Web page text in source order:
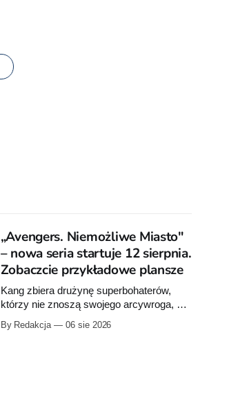
„Avengers. Niemożliwe Miasto"
– nowa seria startuje 12 sierpnia.
Zobaczcie przykładowe plansze
Kang zbiera drużynę superbohaterów,
którzy nie znoszą swojego arcywroga, a
Przymierze z królem Arturem na czele.
By Redakcja 06 sie 2026